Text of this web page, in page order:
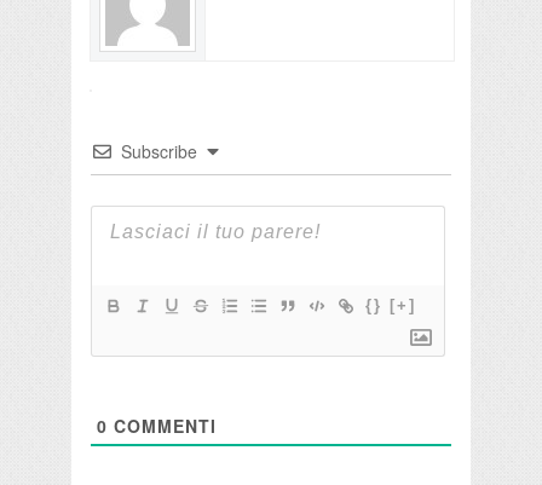
Subscribe
{} [+]
0 COMMENTI